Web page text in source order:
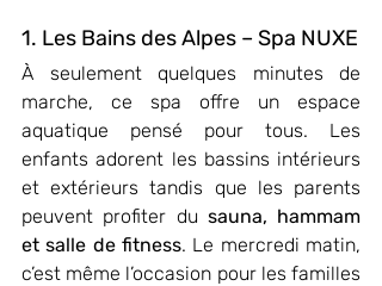
1. Les Bains des Alpes – Spa NUXE
À seulement quelques minutes de
marche, ce spa offre un espace
aquatique pensé pour tous. Les
enfants adorent les bassins intérieurs
et extérieurs tandis que les parents
peuvent profiter du sauna, hammam
et salle de fitness. Le mercredi matin,
c’est même l’occasion pour les familles